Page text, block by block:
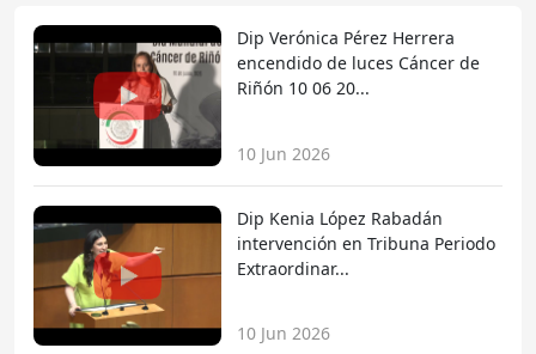
Dip Verónica Pérez Herrera
encendido de luces Cáncer de
Riñón 10 06 20...
10 Jun 2026
Dip Kenia López Rabadán
intervención en Tribuna Periodo
Extraordinar...
10 Jun 2026